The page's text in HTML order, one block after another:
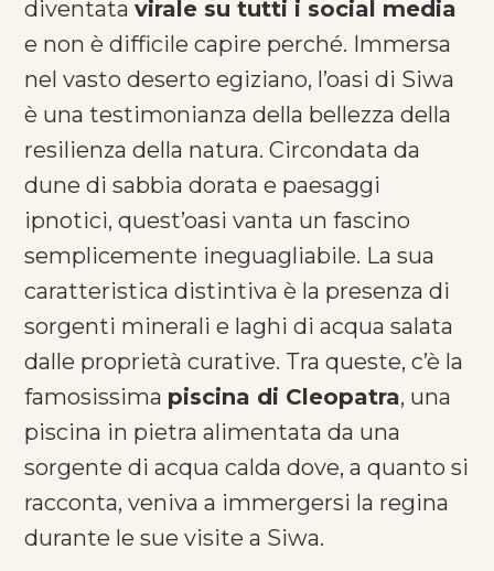
diventata virale su tutti i social media
e non è difficile capire perché. Immersa
nel vasto deserto egiziano, l’oasi di Siwa
è una testimonianza della bellezza della
resilienza della natura. Circondata da
dune di sabbia dorata e paesaggi
ipnotici, quest’oasi vanta un fascino
semplicemente ineguagliabile. La sua
caratteristica distintiva è la presenza di
sorgenti minerali e laghi di acqua salata
dalle proprietà curative. Tra queste, c’è la
famosissima piscina di Cleopatra, una
piscina in pietra alimentata da una
sorgente di acqua calda dove, a quanto si
racconta, veniva a immergersi la regina
durante le sue visite a Siwa.